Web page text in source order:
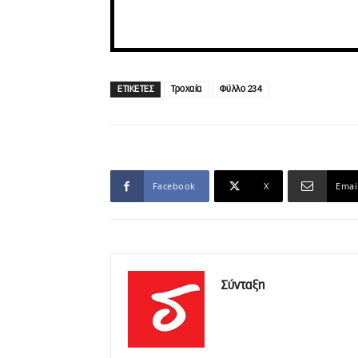
ΕΤΙΚΕΤΕΣ Τροχαία Φύλλο 234
Facebook X Email
Σύνταξη